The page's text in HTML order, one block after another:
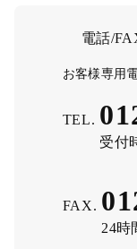
電話/
お客様専用
TEL.
受付
FAX.
24時